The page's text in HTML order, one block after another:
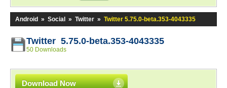
Android » Social » Twitter » Twitter 5.75.0-beta.353-4043335
Twitter 5.75.0-beta.353-4043335
50 Downloads
Download Now